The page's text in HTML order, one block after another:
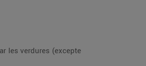
les verdures (excepte